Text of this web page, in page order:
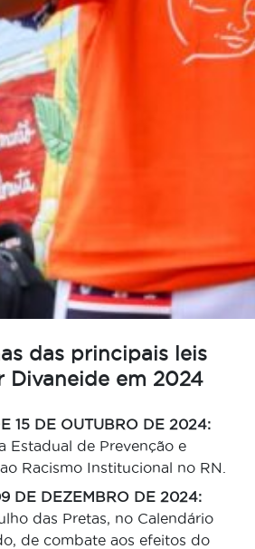
das principais leis
Divaneide em 2024
15 DE OUTUBRO DE 2024:
Estadual de Prevenção e
Racismo Institucional no RN.
DE DEZEMBRO DE 2024:
das Pretas, no Calendário
de combate aos efeitos do